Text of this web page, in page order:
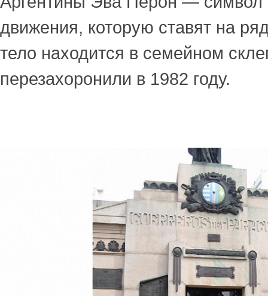
движения, которую ставят на
тело находится в семейном
перезахоронили в 1982 году.